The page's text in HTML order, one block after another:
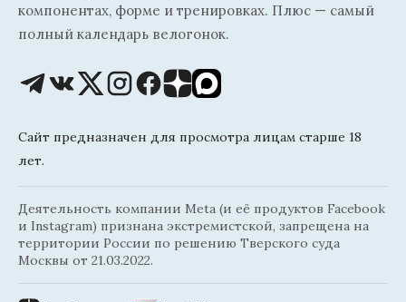
компонентах, форме и тренировках. Плюс — самый
полный календарь велогонок.
Сайт предназначен для просмотра лицам старше 18
лет.
Деятельность компании Meta (и её продуктов Facebook
и Instagram) признана экстремистской, запрещена на
территории России по решению Тверского суда
Москвы от 21.03.2022.